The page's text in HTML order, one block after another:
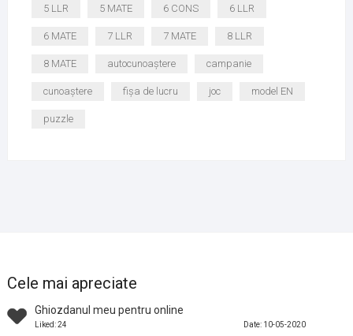
5 LLR 5 MATE 6 CONS 6 LLR
6 MATE 7 LLR 7 MATE 8 LLR
8 MATE autocunoaștere campanie
cunoaștere fișa de lucru joc model EN
puzzle
Cele mai apreciate
Ghiozdanul meu pentru online
Liked: 24 Date: 10-05-2020